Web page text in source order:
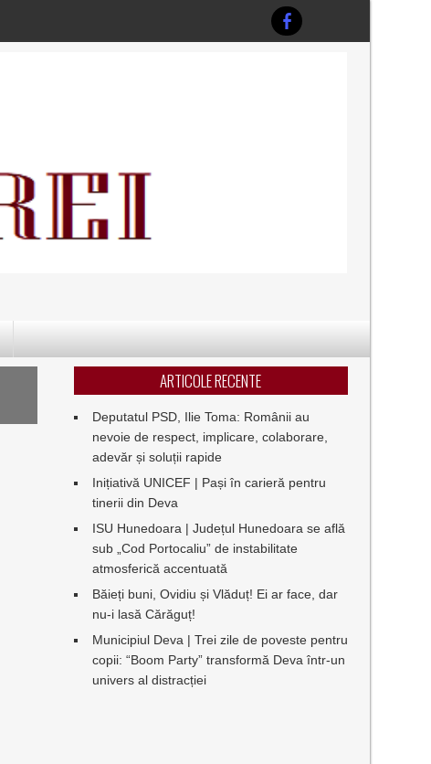
ARTICOLE RECENTE
Deputatul PSD, Ilie Toma: Românii au
nevoie de respect, implicare, colaborare,
adevăr și soluții rapide
Inițiativă UNICEF | Pași în carieră pentru
tinerii din Deva
ISU Hunedoara | Județul Hunedoara se află
sub „Cod Portocaliu” de instabilitate
atmosferică accentuată
Băieți buni, Ovidiu și Vlăduț! Ei ar face, dar
nu-i lasă Cărăguț!
Municipiul Deva | Trei zile de poveste pentru
copii: “Boom Party” transformă Deva într-un
univers al distracției